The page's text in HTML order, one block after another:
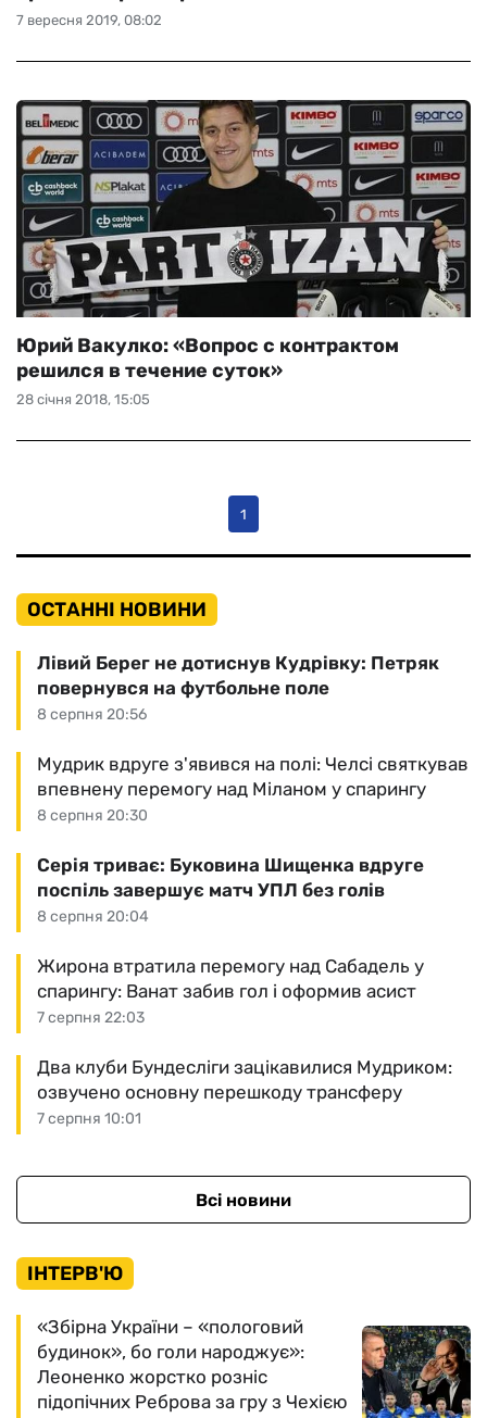
7 вересня 2019, 08:02
28 січня 2018, 15:05
Юрий Вакулко: «Вопрос с контрактом
решился в течение суток»
1
ОСТАННІ НОВИНИ
8 серпня 20:56
Лівий Берег не дотиснув Кудрівку: Петряк
повернувся на футбольне поле
8 серпня 20:30
Мудрик вдруге з'явився на полі: Челсі святкував
впевнену перемогу над Міланом у спарингу
8 серпня 20:04
Серія триває: Буковина Шищенка вдруге
поспіль завершує матч УПЛ без голів
7 серпня 22:03
Жирона втратила перемогу над Сабадель у
спарингу: Ванат забив гол і оформив асист
7 серпня 10:01
Два клуби Бундесліги зацікавилися Мудриком:
озвучено основну перешкоду трансферу
Всі новини
ІНТЕРВ'Ю
«Збірна України – «пологовий
будинок», бо голи народжує»:
Леоненко жорстко розніс
підопічних Реброва за гру з Чехією